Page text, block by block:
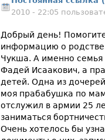
2010 - 22:05
Добрый день!
информацию о
Чукша. А именно
Фадей Исаакович, а
детей. Одна из
моя прабабушка по
отслужил в армии 25
заниматься
Очень хотелось бы